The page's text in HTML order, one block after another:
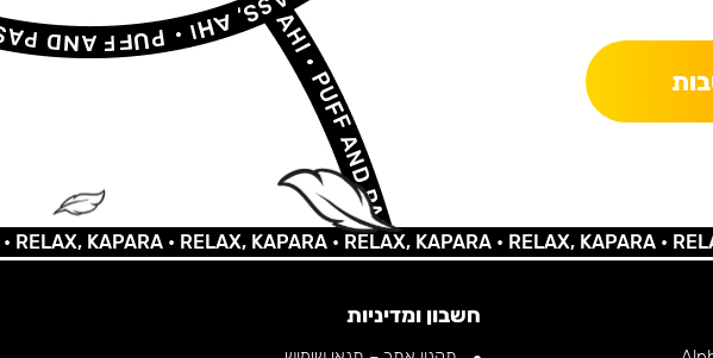
KAPARA •RELAX, KAPARA •RELAX, KAPARA •RELAX, KAPARA •RELAX,
חשבון ומדיניות